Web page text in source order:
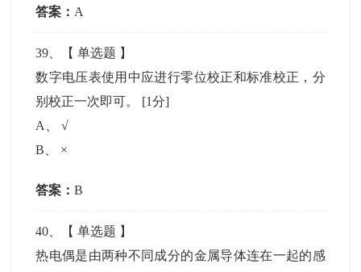
答案： A
39 、【单选题 】
数字电压表使用中应进行零位校正和标准校正，分
别校正一次即可。 [1分]
A
、√
B
×
答案：B
40 、【单选题 】
热电偶是由两种不同成分的金属导体连在一起的感